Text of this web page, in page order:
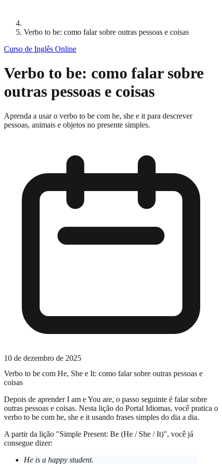
Verbo to be: como falar sobre outras pessoas e coisas
Curso de Inglês Online
Verbo to be: como falar sobre
outras pessoas e coisas
Aprenda a usar o verbo to be com he, she e it para descrever
pessoas, animais e objetos no presente simples.
10 de dezembro de 2025
Verbo to be com He, She e It: como falar sobre outras pessoas e
coisas
Depois de aprenderI am eYou are, o passo seguinte é falar sobre
outras pessoas e coisas. Nesta lição do Portal Idiomas, você pratica o
verbo to be com he, she e it usando frases simples do dia a dia.
A partir da lição "Simple Present: Be (He / She / It)", você já
consegue dizer:
He is a happy student.